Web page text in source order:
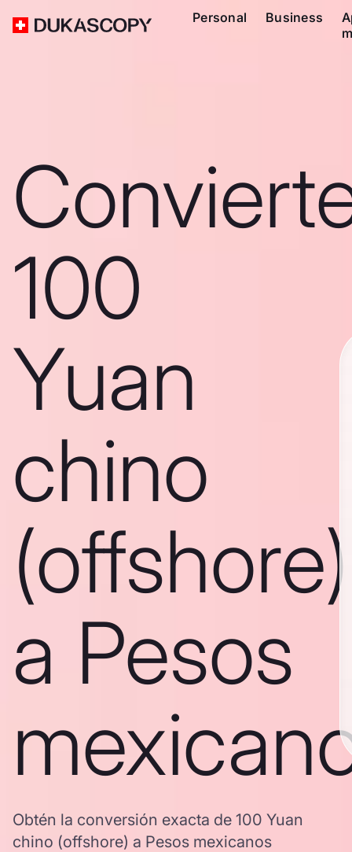
Personal Business
100
Yuan
chino
(offshore)
a Pesos
Obtén la conversión exacta de 100 Yuan
chino (offshore) a Pesos mexicanos